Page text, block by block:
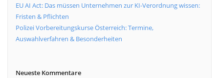
EU AI Act: Das müssen Unternehmen zur KI-Verordnung wissen:
Fristen & Pflichten
Polizei Vorbereitungskurse Österreich: Termine,
Auswahlverfahren & Besonderheiten
Neueste Kommentare